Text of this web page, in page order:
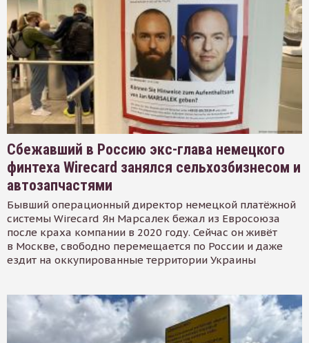
Сбежавший в Россию экс-глава немецкого
финтеха Wirecard занялся сельхозбизнесом и
автозапчастями
Бывший операционный директор немецкой платёжной
системы Wirecard Ян Марсалек бежал из Евросоюза
после краха компании в 2020 году. Сейчас он живёт
в Москве, свободно перемещается по России и даже
ездит на оккупированные территории Украины